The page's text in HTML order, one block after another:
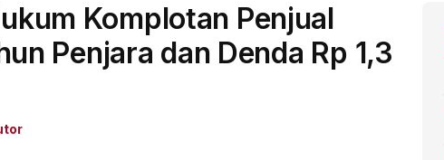
Komplotan Penjual
Penjara dan Denda Rp 1,3